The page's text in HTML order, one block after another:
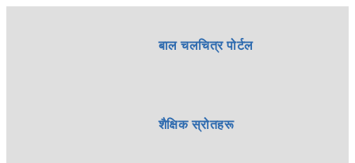
बाल चलचित्र पोर्टल
शैक्षिक स्रोतहरू